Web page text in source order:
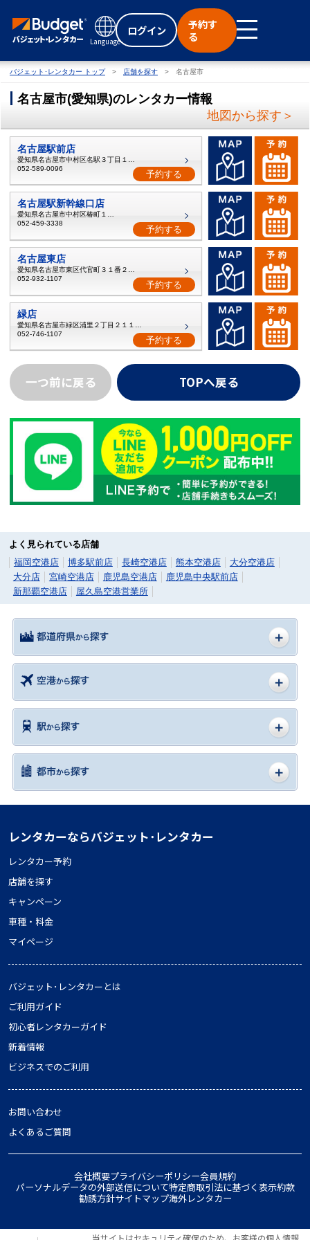
Language
ログイン
予約す
る
バジェット･レンタカー トップ 店舗を探す 名古屋市
名古屋市(愛知県)のレンタカー情報
地図から探す＞
名古屋駅前店
052-589-0096
予約する
名古屋駅新幹線口店
愛知県名古屋市中村区椿町１１−７
052-459-3338
予約する
名古屋東店
052-932-1107
予約する
緑店
052-746-1107
予約する
一つ前に戻る TOPへ戻る
よく見られている店舗
福岡空港店
博多駅前店 長崎空港店 熊本空港店
大分空港店
大分店
宮崎空港店 鹿児島空港店
鹿児島中央駅前店
新那覇空港店
屋久島空港営業所
レンタカーならバジェット･レンタカー
レンタカー予約
店舗を探す
キャンペーン
車種・料金
マイページ
バジェット･レンタカーとは
ご利用ガイド
初心者レンタカーガイド
新着情報
ビジネスでのご利用
お問い合わせ
よくあるご質問
会社概要プライバシーポリシー会員規約
パーソナルデータの外部送信について特定商取引法に基づく表示約款
勧誘方針サイトマップ海外レンタカー